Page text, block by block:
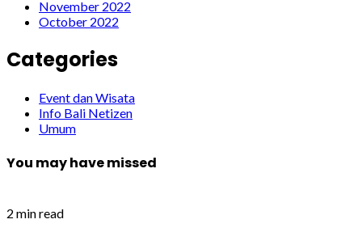
November 2022
October 2022
Categories
Event dan Wisata
Info Bali Netizen
Umum
You may have missed
2 min read